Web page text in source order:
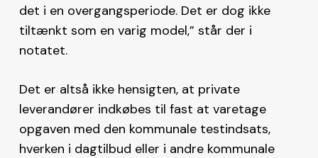
det i en overgangsperiode. Det er dog ikke
tiltænkt som en varig model,” står der i
notatet.
Det er altså ikke hensigten, at private
leverandører indkøbes til fast at varetage
opgaven med den kommunale testindsats,
hverken i dagtilbud eller i andre kommunale